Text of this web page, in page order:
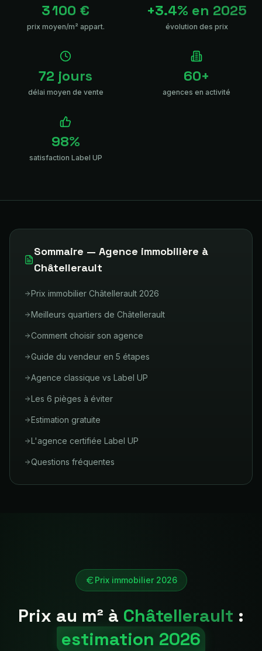
3 100 €
prix moyen/m² appart.
+3.4% en 2025
évolution des prix
72 jours
délai moyen de vente
60+
agences en activité
98%
satisfaction Label UP
Sommaire — Agence immobilière à
Châtellerault
Prix immobilier Châtellerault 2026
Meilleurs quartiers de Châtellerault
Comment choisir son agence
Guide du vendeur en 5 étapes
Agence classique vs Label UP
Les 6 pièges à éviter
Estimation gratuite
L'agence certifiée Label UP
Questions fréquentes
Prix immobilier 2026
Prix au m² à Châtellerault :
estimation 2026